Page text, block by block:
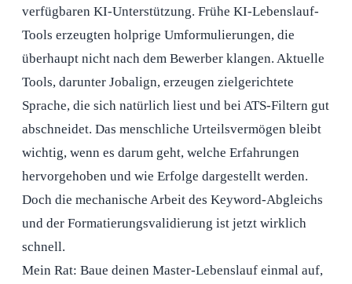
verfügbaren KI-Unterstützung. Frühe KI-Lebenslauf-
Tools erzeugten holprige Umformulierungen, die
überhaupt nicht nach dem Bewerber klangen. Aktuelle
Tools, darunter Jobalign, erzeugen zielgerichtete
Sprache, die sich natürlich liest und bei ATS-Filtern gut
abschneidet. Das menschliche Urteilsvermögen bleibt
wichtig, wenn es darum geht, welche Erfahrungen
hervorgehoben und wie Erfolge dargestellt werden.
Doch die mechanische Arbeit des Keyword-Abgleichs
und der Formatierungsvalidierung ist jetzt wirklich
schnell.
Mein Rat: Baue deinen Master-Lebenslauf einmal auf,